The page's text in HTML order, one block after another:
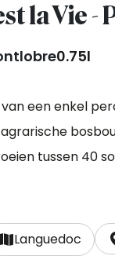
la Vie -
0.75l
een enkel
tussen 40
en vele
"souci des
bloemetje
Languedoc